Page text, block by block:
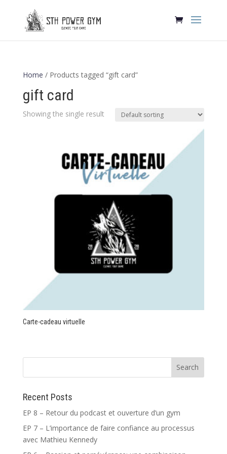
Home / Products tagged “gift card”
gift card
Showing the single result
Carte-cadeau virtuelle
Recent Posts
EP 8 – Retour du podcast et ouverture d’un gym
EP 7 – L’importance de faire confiance au processus
avec Mathieu Kennedy